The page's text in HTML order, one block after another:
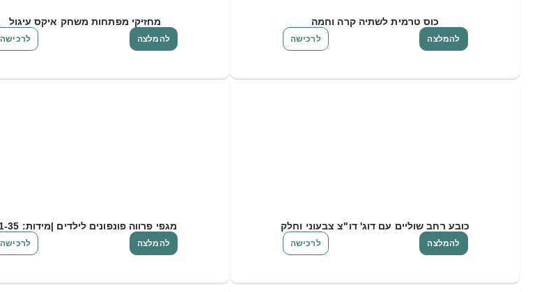
כוס טרמית לשתיה קרה וחמה
להמלצה לרכישה
מחזיקי מפתחות משחק איקס עיגול
להמלצה לרכישה
כובע רחב שוליים עם דוג' דו"צ צבעוני וחלק
להמלצה לרכישה
מגפי פרווה פונפונים לילדים |מידות: 21-35
להמלצה לרכישה